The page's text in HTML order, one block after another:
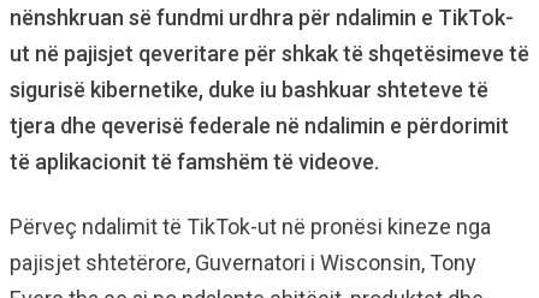
nënshkruan së fundmi urdhra për ndalimin e TikTok-
ut në pajisjet qeveritare për shkak të shqetësimeve të
sigurisë kibernetike, duke iu bashkuar shteteve të
tjera dhe qeverisë federale në ndalimin e përdorimit
të aplikacionit të famshëm të videove.
Përveç ndalimit të TikTok-ut në pronësi kineze nga
pajisjet shtetërore, Guvernatori i Wisconsin, Tony